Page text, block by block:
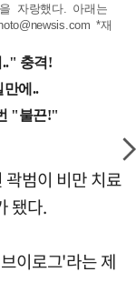
자랑했다. 아래는
*재
범이 비만 치료
됐다.
이로그'라는 제